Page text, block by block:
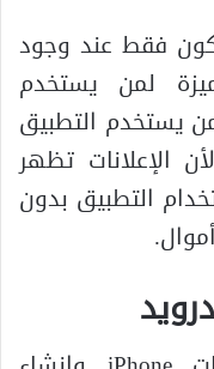
فقط عند وجود
لمن يستخدم
يستخدم التطبيق
الإعلانات تظهر
التطبيق بدون